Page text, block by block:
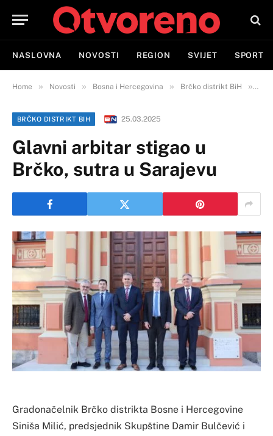
NASLOVNA NOVOSTI REGION SVIJET SPORT
Home » Novosti » Bosna i Hercegovina » Brčko distrikt BiH »
BRČKO DISTRIKT BIH 25.03.2025
Glavni arbitar stigao u
Brčko, sutra u Sarajevu
Gradonačelnik Brčko distrikta Bosne i Hercegovine
Siniša Milić, predsjednik Skupštine Damir Bulčević i